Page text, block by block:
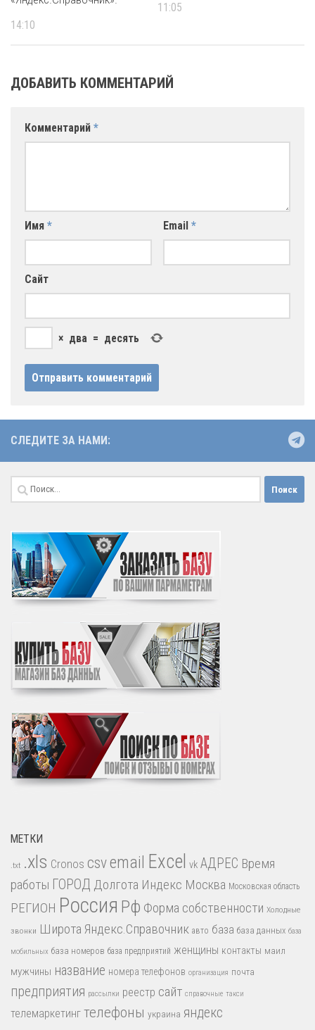
14:10
11:05
ДОБАВИТЬ КОММЕНТАРИЙ
Комментарий *
Имя * Email *
Сайт
× два = десять
СЛЕДИТЕ ЗА НАМИ:
Найти:
МЕТКИ
.txt .xls Cronos csvemail Excel vk АДРЕС Время
работы ГОРОД Долгота Индекс Москва Московская область
РЕГИОН Россия Рф Форма собственности Холодные
звонки Широта Яндекс.Справочник авто база база данных база
мобильных база номеров база предприятий женщины контакты маил
мужчины название номера телефонов организация почта
предприятия рассылки реестр сайт справочные такси
телемаркетинг телефоны украина яндекс